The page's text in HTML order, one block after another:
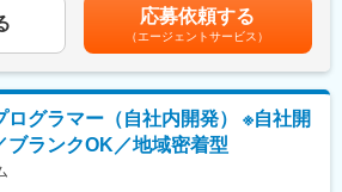
てキャリアを築ける環境です。役職定年といっ
ん。継続して評価制度に応じた収入アップを実
。その歴史があればこそ、経営基盤の安定性
らの細かな要望を交渉できる信頼関係もあり
だく事業は、社内ベンチャーともいえる立ち
が働きやすい職場や制度づくりをこれからも
＞
ー向けWebアプリの開発
け車載システム開発
アプリケーション（Webアプリ）開発
関連のシステム開発 など
る開発言語としてはJava、C言語やC＃、
とキャリアアップ支援：
ます。月給(月額)は固定手当を含めた表記です。
応募依頼する
（エージェントサービス）
ログラマー（自社内開発） ※自社開
ブランクOK／地域密着型